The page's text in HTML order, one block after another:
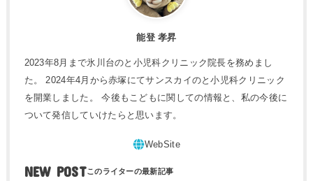
能登 孝昇
2023年8月まで氷川台のと小児科クリニック院長を務めまし
た。 2024年4月から赤塚にてサンスカイのと小児科クリニック
を開業しました。 今後もこどもに関しての情報と、私の今後に
ついて発信していけたらと思います。
NEW POST